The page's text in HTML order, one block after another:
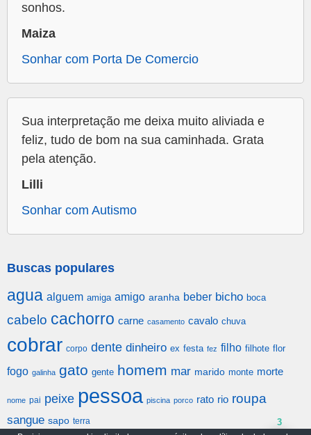
sonhos.
Maiza
Sonhar com Porta De Comercio
Sua interpretação me deixa muito aliviada e
feliz, tudo de bom na sua caminhada. Grata
pela atenção.
Lilli
Sonhar com Autismo
Buscas populares
agua alguem amiga amigo aranha beber bicho boca
cabelo cachorro carne casamento cavalo chuva
cobrar corpo dente dinheiro ex festa fez filho filhote flor
fogo galinha gato gente homem mar marido monte morte
nome pai peixe pessoa piscina porco rato rio roupa
sangue sapo terra 3